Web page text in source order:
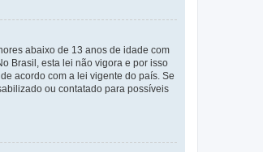
abaixo de 13 anos de idade com
Brasil, esta lei não vigora e por isso
acordo com a lei vigente do país. Se
ou contatado para possíveis